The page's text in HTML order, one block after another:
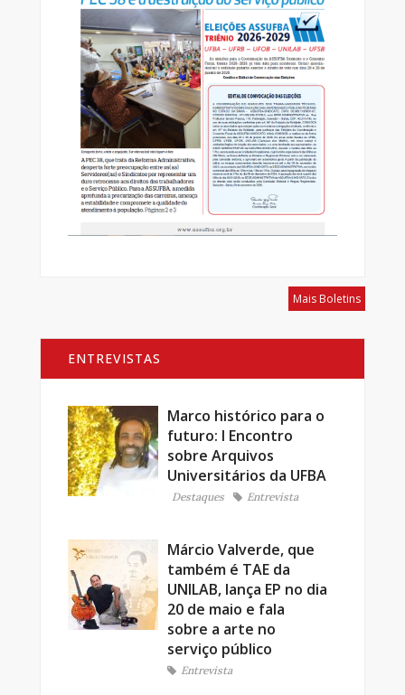
Mais Boletins
ENTREVISTAS
Marco histórico para o
futuro: I Encontro
sobre Arquivos
Universitários da UFBA
Destaques Entrevista
Márcio Valverde, que
também é TAE da
UNILAB, lança EP no dia
20 de maio e fala
sobre a arte no
serviço público
Entrevista